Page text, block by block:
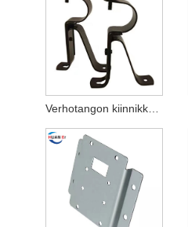
Verhotangon kiinnikkeet